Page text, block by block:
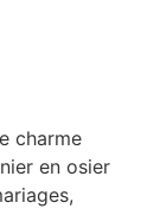
charme
en osier